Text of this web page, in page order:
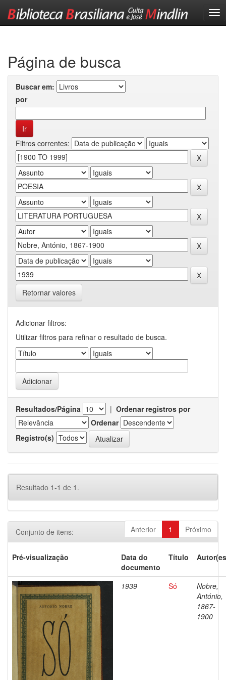
Página de busca
Buscar em:
por
Filtros correntes:
Retornar valores
Adicionar filtros:
Utilizar filtros para refinar o resultado de busca.
Resultados/Página | Ordenar registros por
Ordenar
Registro(s)
Resultado 1-1 de 1.
Anterior 1 Próximo
Conjunto de itens:
Pré-visualização
Data do
documento
Título
1939 Só
Nobre,
António,
1867-
1900